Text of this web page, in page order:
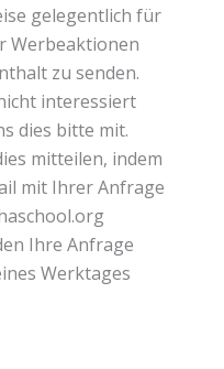
gelegentlich für
Werbeaktionen
zu senden.
interessiert
dies bitte mit.
mitteilen, indem
mit Ihrer Anfrage
Ihre Anfrage
Werktages